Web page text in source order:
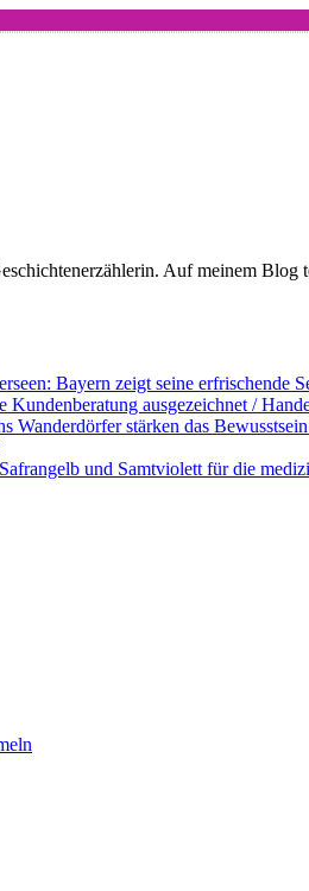
Auf meinem Blog
Bayern zeigt seine
Kundenberatung ausgezeichnet /
Wanderdörfer stärken das
und Samtviolett für die